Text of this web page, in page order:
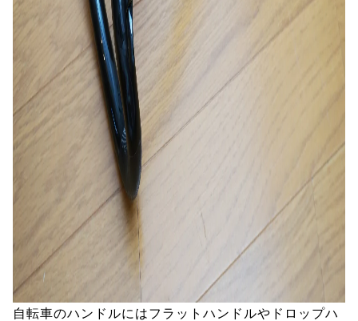
自転車のハンドルにはフラットハンドルやドロップハ